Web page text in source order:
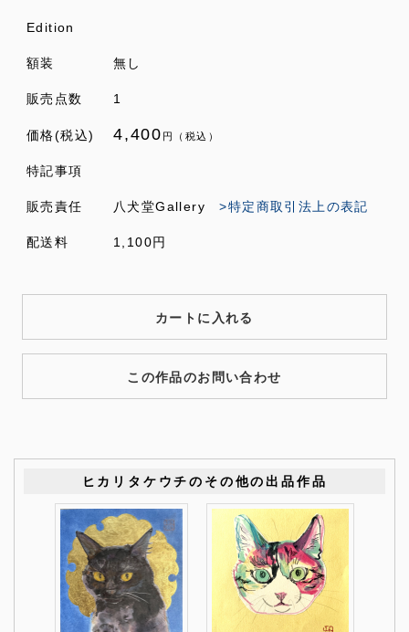
Edition
額装 無し
販売点数 1
価格(税込) 4,400 円（税込）
特記事項
販売責任 八犬堂Gallery>特定商取引法上の表記
配送料 1,100円
カートに入れる
この作品のお問い合わせ
ヒカリタケウチのその他の出品作品